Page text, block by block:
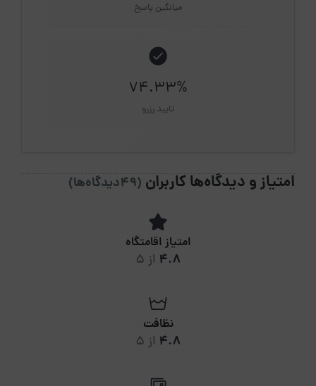
میانگین پاسخ
74.33%
تایید رزرو
امتیاز و دیدگاه‌ها کاربران (49دیدگاه‌ها)
امتیاز اقامتگاه
4.8 از 5
نظافت
4.8 از 5